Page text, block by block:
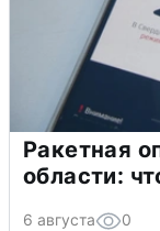
Ракетная
области:
6 августа 0